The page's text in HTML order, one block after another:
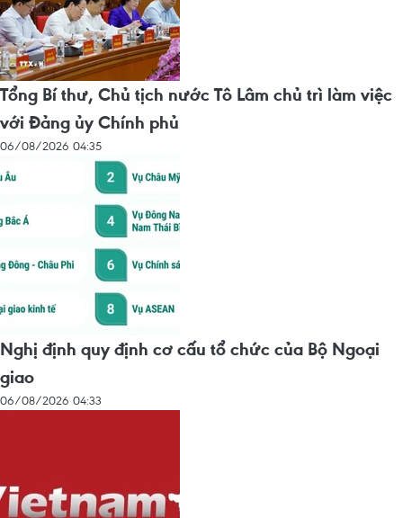
Tổng Bí thư, Chủ tịch nước Tô Lâm chủ trì làm việc
với Đảng ủy Chính phủ
06/08/2026 04:35
Nghị định quy định cơ cấu tổ chức của Bộ Ngoại
giao
06/08/2026 04:33